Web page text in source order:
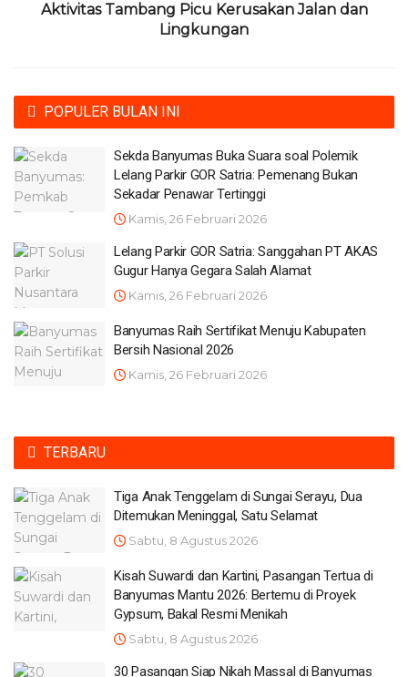
Aktivitas Tambang Picu Kerusakan Jalan dan
Lingkungan
POPULER BULAN INI
Sekda Banyumas Buka Suara soal Polemik
Lelang Parkir GOR Satria: Pemenang Bukan
Sekadar Penawar Tertinggi
Kamis, 26 Februari 2026
Lelang Parkir GOR Satria: Sanggahan PT AKAS
Gugur Hanya Gegara Salah Alamat
Kamis, 26 Februari 2026
Banyumas Raih Sertifikat Menuju Kabupaten
Bersih Nasional 2026
Kamis, 26 Februari 2026
TERBARU
Tiga Anak Tenggelam di Sungai Serayu, Dua
Ditemukan Meninggal, Satu Selamat
Sabtu, 8 Agustus 2026
Kisah Suwardi dan Kartini, Pasangan Tertua di
Banyumas Mantu 2026: Bertemu di Proyek
Gypsum, Bakal Resmi Menikah
Sabtu, 8 Agustus 2026
30 Pasangan Siap Nikah Massal di Banyumas